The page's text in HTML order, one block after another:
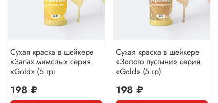
Сухая краска в шейкере
«Запах мимозы» серия
«Gold» (5 гр)
198 ₽
Сухая краска в шейкере
«Золото пустыни» серия
«Gold» (5 гр)
198 ₽